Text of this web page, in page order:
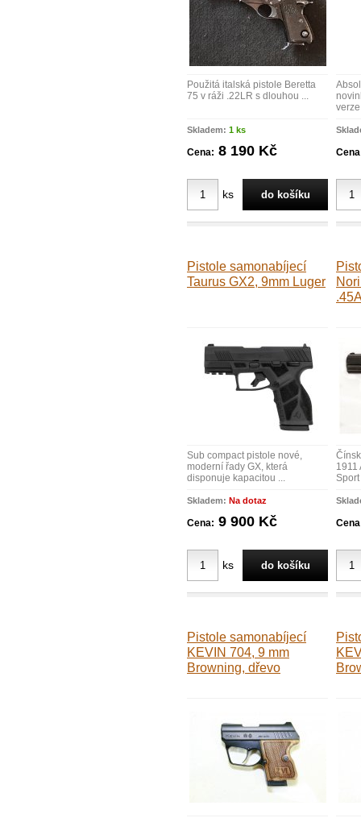
Použitá italská pistole Beretta
75 v ráži .22LR s dlouhou ...
Skladem: 1 ks
Cena: 8 190 Kč
ks
Pistole samonabíjecí
Taurus GX2, 9mm Luger
Sub compact pistole nové,
moderní řady GX, která
disponuje kapacitou ...
Skladem: Na dotaz
Cena: 9 900 Kč
ks
1911
Sport
Pistole samonabíjecí
KEVIN 704, 9 mm
Browning, dřevo